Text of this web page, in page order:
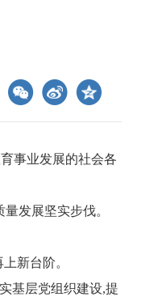
事业发展的社会各
发展坚实步伐。
新台阶。
基层党组织建设,提